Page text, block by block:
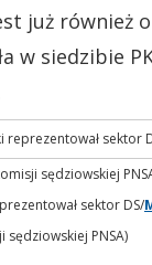
już również
w siedzibie
sędziowskiej
sektor DS/
PNSA)